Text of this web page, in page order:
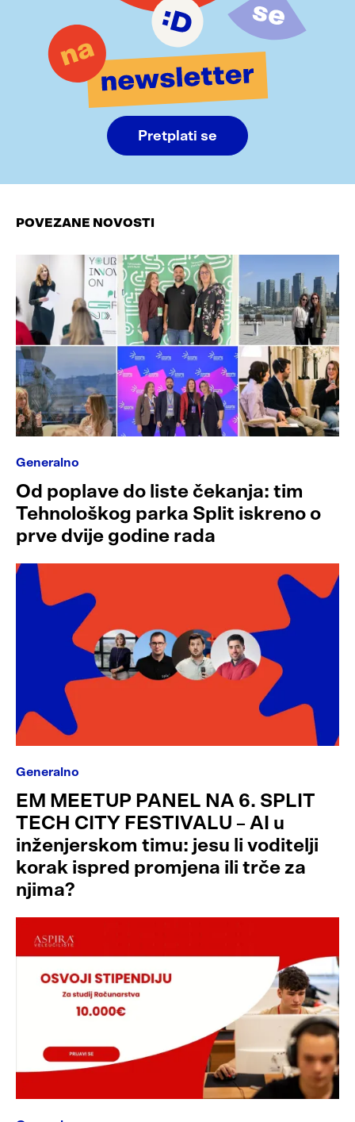
Pretplati se
POVEZANE NOVOSTI
Generalno
Od poplave do liste čekanja: tim
Tehnološkog parka Split iskreno o
prve dvije godine rada
Generalno
EM MEETUP PANEL NA 6. SPLIT
TECH CITY FESTIVALU – AI u
inženjerskom timu: jesu li voditelji
korak ispred promjena ili trče za
njima?